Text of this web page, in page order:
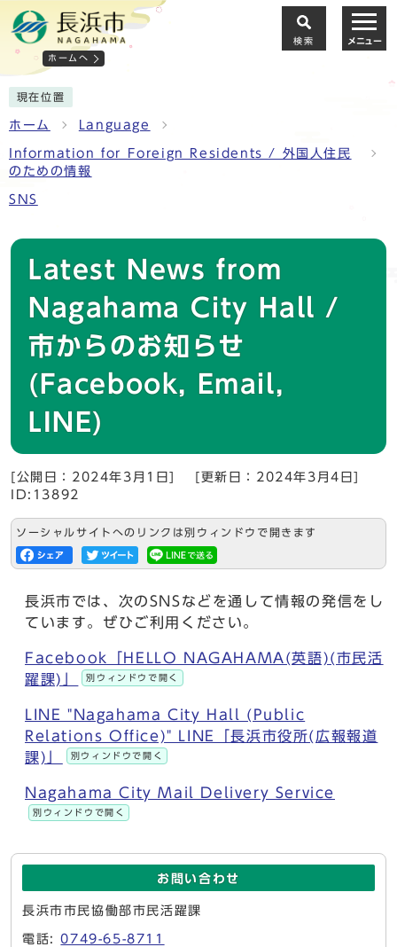
ホームへ
検索 メニュー
現在位置
ホーム Language
Information for Foreign Residents / 外国人住民
のための情報
SNS
Latest News from
Nagahama City Hall /
市からのお知らせ
(Facebook, Email,
LINE)
[公開日：2024年3月1日]
[更新日：2024年3月4日]
ID:13892
ソーシャルサイトへのリンクは別ウィンドウで開きます
長浜市では、次のSNSなどを通して情報の発信をし
ています。ぜひご利用ください。
Facebook「HELLO NAGAHAMA(英語)(市民活
躍課)」
別ウィンドウで開く
LINE "Nagahama City Hall (Public
Relations Office)" LINE「長浜市役所(広報報道
課)」
別ウィンドウで開く
Nagahama City Mail Delivery Service
別ウィンドウで開く
お問い合わせ
長浜市市民協働部市民活躍課
電話:0749-65-8711